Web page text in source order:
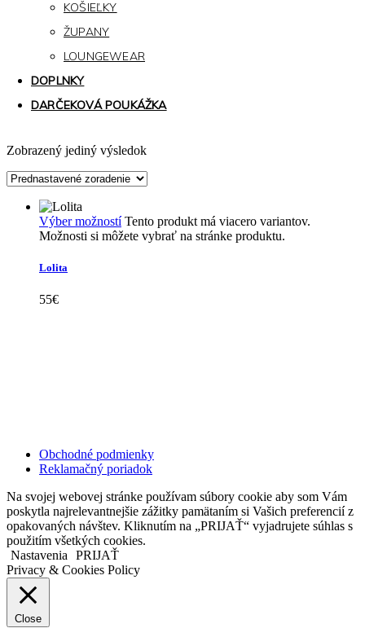
Zobrazený jediný výsledok
Výber možností Tento produkt má viacero variantov.
Možnosti si môžete vybrať na stránke produktu.
Lolita
55€
KOŠIEĽKY
ŽUPANY
LOUNGEWEAR
DOPLNKY
DARČEKOVÁ POUKÁŽKA
Obchodné podmienky
Reklamačný poriadok
Na svojej webovej stránke používam súbory cookie aby som Vám
poskytla najrelevantnejšie zážitky pamätaním si Vašich preferencií z
opakovaných návštev. Kliknutím na „PRIJAŤ“ vyjadrujete súhlas s
použitím všetkých cookies.
Nastavenia
PRIJAŤ
Privacy & Cookies Policy
Close